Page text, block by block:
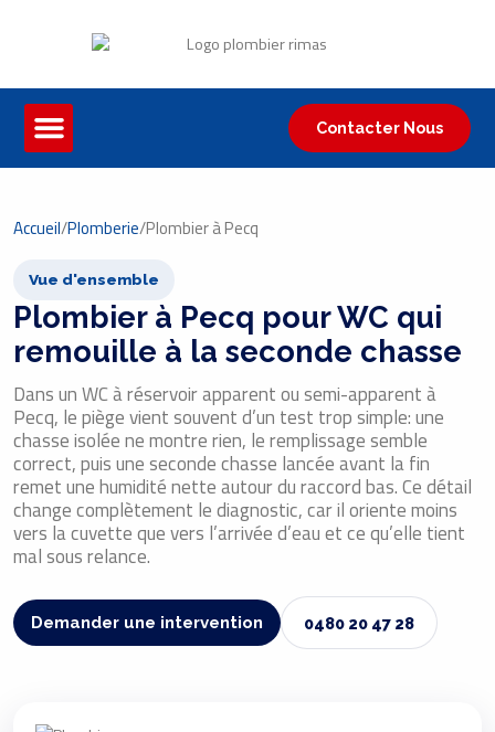
Contacter Nous
Accueil/Plomberie/Plombier à Pecq
Vue d'ensemble
Plombier à Pecq pour WC qui
remouille à la seconde chasse
Dans un WC à réservoir apparent ou semi-apparent à
Pecq, le piège vient souvent d’un test trop simple: une
chasse isolée ne montre rien, le remplissage semble
correct, puis une seconde chasse lancée avant la fin
remet une humidité nette autour du raccord bas. Ce détail
change complètement le diagnostic, car il oriente moins
vers la cuvette que vers l’arrivée d’eau et ce qu’elle tient
mal sous relance.
Demander une intervention 0480 20 47 28